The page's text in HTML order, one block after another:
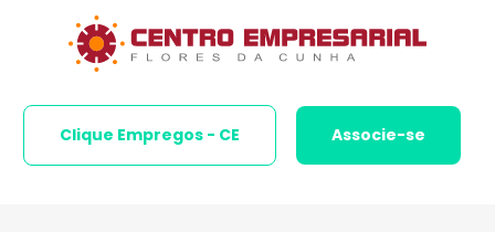
Clique Empregos - CE Associe-se